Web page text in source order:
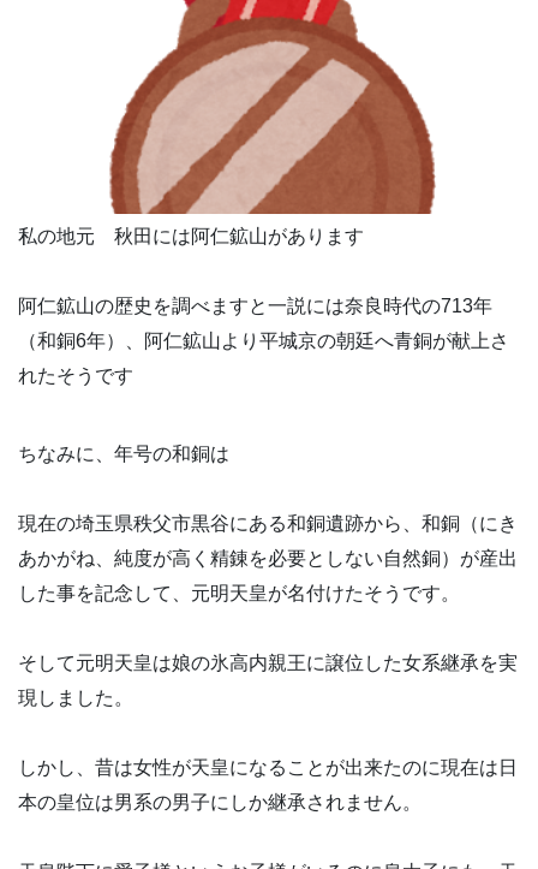
私の地元 秋田には阿仁鉱山があります
阿仁鉱山の歴史を調べますと一説には奈良時代の713年
（和銅6年）、阿仁鉱山より平城京の朝廷へ青銅が献上さ
れたそうです
ちなみに、年号の和銅は
現在の埼玉県秩父市黒谷にある和銅遺跡から、和銅（にき
あかがね、純度が高く精錬を必要としない自然銅）が産出
した事を記念して、元明天皇が名付けたそうです。
そして元明天皇は娘の氷高内親王に譲位した女系継承を実
現しました。
しかし、昔は女性が天皇になることが出来たのに現在は日
本の皇位は男系の男子にしか継承されません。